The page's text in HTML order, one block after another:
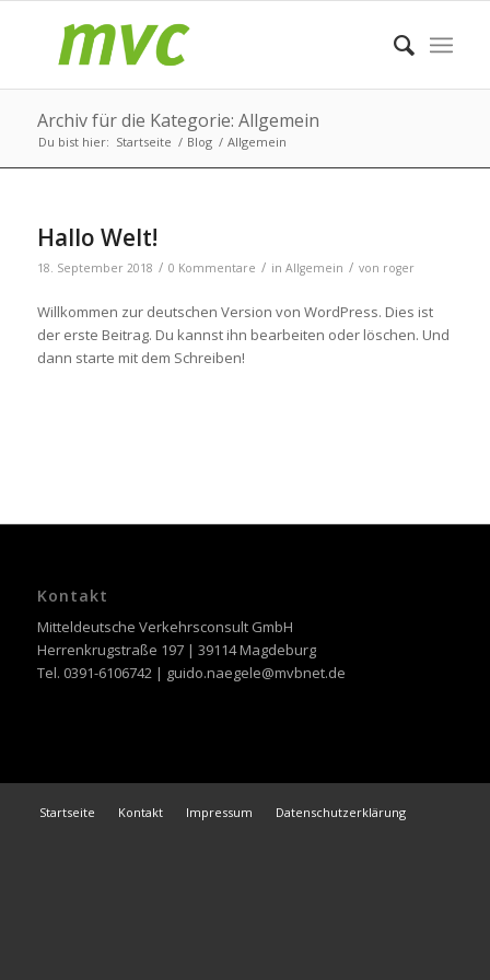
Archiv für die Kategorie: Allgemein
Du bist hier: Startseite / Blog / Allgemein
Hallo Welt!
18. September 2018 / 0 Kommentare / in Allgemein / von roger
Willkommen zur deutschen Version von WordPress. Dies ist
der erste Beitrag. Du kannst ihn bearbeiten oder löschen. Und
dann starte mit dem Schreiben!
Kontakt
Mitteldeutsche Verkehrsconsult GmbH
Herrenkrugstraße 197 | 39114 Magdeburg
Tel. 0391-6106742 | guido.naegele@mvbnet.de
Startseite Kontakt Impressum Datenschutzerklärung